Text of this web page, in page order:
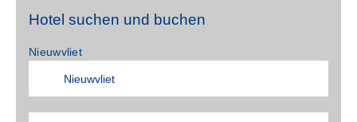
Hotel suchen und buchen
Nieuwvliet